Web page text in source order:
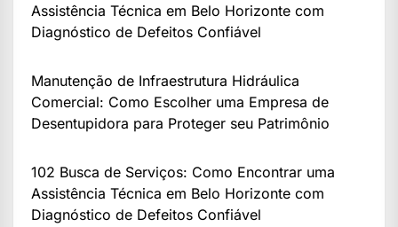
Assistência Técnica em Belo Horizonte com
Diagnóstico de Defeitos Confiável
Manutenção de Infraestrutura Hidráulica
Comercial: Como Escolher uma Empresa de
Desentupidora para Proteger seu Patrimônio
102 Busca de Serviços: Como Encontrar uma
Assistência Técnica em Belo Horizonte com
Diagnóstico de Defeitos Confiável